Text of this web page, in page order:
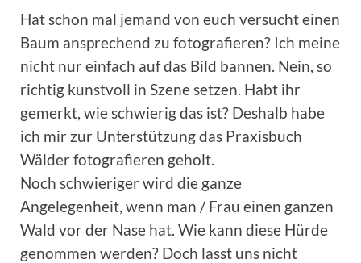
Hat schon mal jemand von euch versucht einen
Baum ansprechend zu fotografieren? Ich meine
nicht nur einfach auf das Bild bannen. Nein, so
richtig kunstvoll in Szene setzen. Habt ihr
gemerkt, wie schwierig das ist? Deshalb habe
ich mir zur Unterstützung das Praxisbuch
Wälder fotografieren geholt.
Noch schwieriger wird die ganze
Angelegenheit, wenn man / Frau einen ganzen
Wald vor der Nase hat. Wie kann diese Hürde
genommen werden? Doch lasst uns nicht